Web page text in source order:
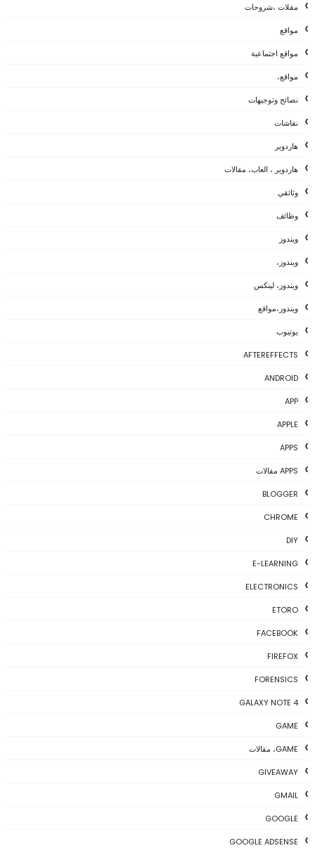
مقلات ،شروحات
مواقع
مواقع اجتماعية
مواقع،
نصائح وتوجيهات
نقاشات
هاردوير
هاردوير ، العاب، مقالات
وثائقي
وظائف
ويندوز
ويندوز،
ويندوز، لينكس
ويندوز،مواقع
يوتيوب
AFTEREFFECTS
ANDROID
APP
APPLE
APPS
APPS مقالات
BLOGGER
CHROME
DIY
E-LEARNING
ELECTRONICS
ETORO
FACEBOOK
FIREFOX
FORENSICS
GALAXY NOTE 4
GAME
GAME، مقالات
GIVEAWAY
GMAIL
GOOGLE
GOOGLE ADSENSE